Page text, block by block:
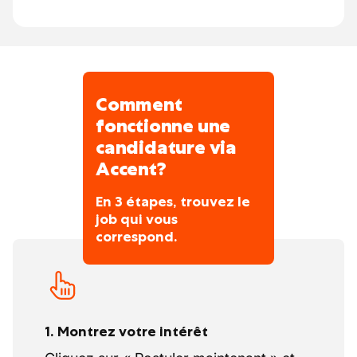
Comment
fonctionne une
candidature via
Accent?
En 3 étapes, trouvez le
job qui vous
correspond.
1. Montrez votre intérêt